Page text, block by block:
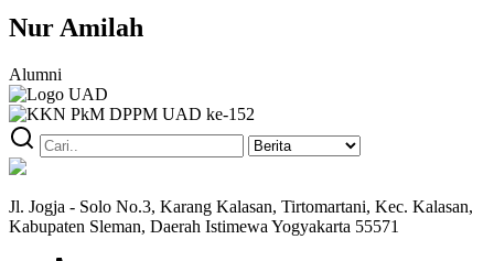
Nur Amilah
Alumni
Jl. Jogja - Solo No.3, Karang Kalasan, Tirtomartani, Kec. Kalasan,
Kabupaten Sleman, Daerah Istimewa Yogyakarta 55571